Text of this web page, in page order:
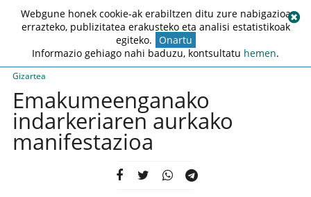
Gizartea
Emakumeenganako
indarkeriaren aurkako
manifestazioa
Webgune honek cookie-ak erabiltzen ditu zure nabigazioa
errazteko, publizitatea erakusteko eta analisi estatistikoak
egiteko. Onartu
Informazio gehiago nahi baduzu, kontsultatu hemen.